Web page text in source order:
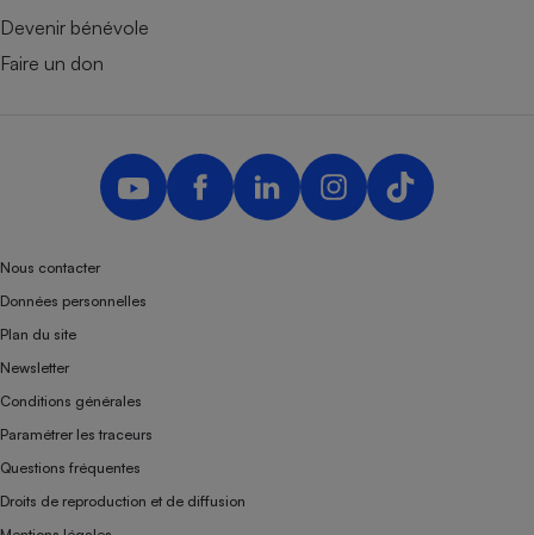
Devenir bénévole
Faire un don
Nous contacter
Données personnelles
Plan du site
Newsletter
Conditions générales
Paramétrer les traceurs
Questions fréquentes
Droits de reproduction et de diffusion